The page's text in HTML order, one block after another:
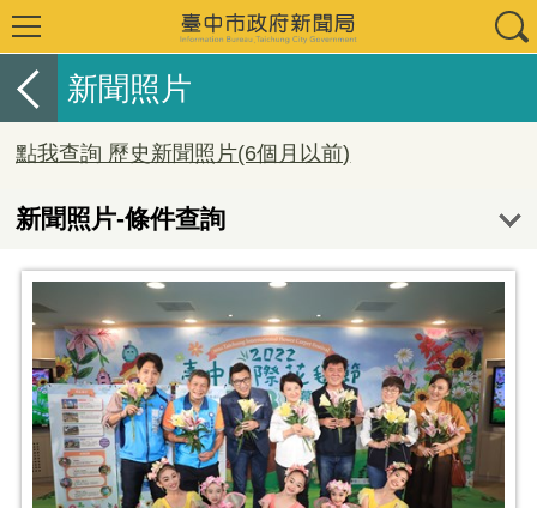
新聞照片
點我查詢 歷史新聞照片(6個月以前)
新聞照片-條件查詢